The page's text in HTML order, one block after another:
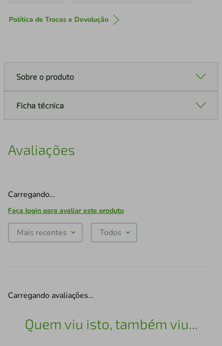
Política de Trocas e Devolução
Sobre o produto
Ficha técnica
Avaliações
Carregando…
Faça login para avaliar este produto
Mais recentes Todos
Carregando avaliações…
Quem viu isto, também viu...